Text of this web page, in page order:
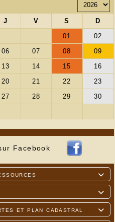
sur Facebook



et plan cadastral